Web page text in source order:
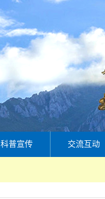
科普宣传 交流互动